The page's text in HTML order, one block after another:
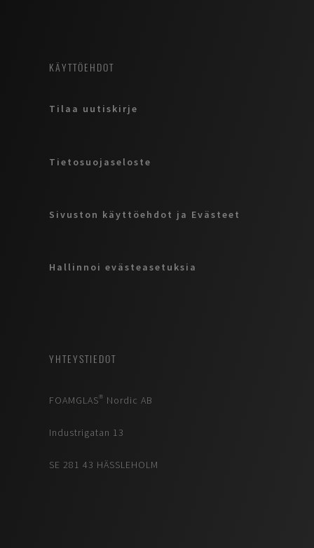
KÄYTTÖEHDOT
Tilaa uutiskirje
Tietosuojaseloste
Sivuston käyttöehdot ja Evästeet
Hallinnoi evästeasetuksia
YHTEYSTIEDOT
FOAMGLAS® Nordic AB
Industrigatan 13
SE 281 43 HÄSSLEHOLM